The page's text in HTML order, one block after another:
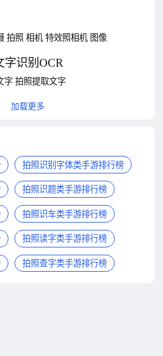
拍照 相机 特效照相机 图像
字识别OCR
字 拍照提取文字
加载更多
拍照识别字体类手游排行榜
拍照识题类手游排行榜
拍照识车类手游排行榜
拍照读字类手游排行榜
拍照查字类手游排行榜